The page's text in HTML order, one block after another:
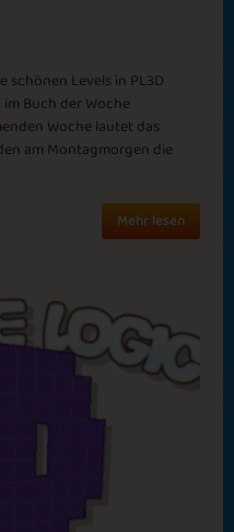
Hot Hot
November Rain
schönen Levels in PL3D
Buch der Woche
Woche lautet das
am Montagmorgen die
Mehr lesen